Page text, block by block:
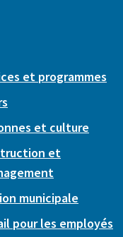
et programmes
et culture
et
municipale
pour les employés